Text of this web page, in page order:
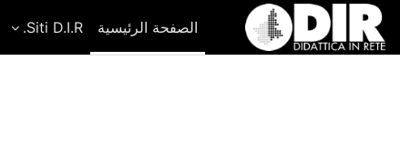
تخطى إلى المحتوى الرئيسي
الصفحة الرئيسية
Siti D.I.R.